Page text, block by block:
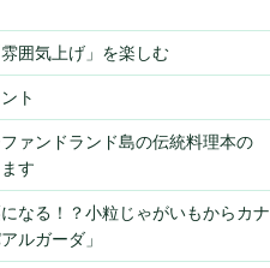
囲気上げ」を楽しむ
ト
ァンドランド島の伝統料理本の
す
なる！？小粒じゃがいもからカナ
ルガーダ」